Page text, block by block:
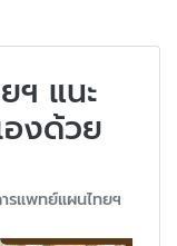
ฯ แนะ
งด้วย
รแพทย์แผนไทยฯ